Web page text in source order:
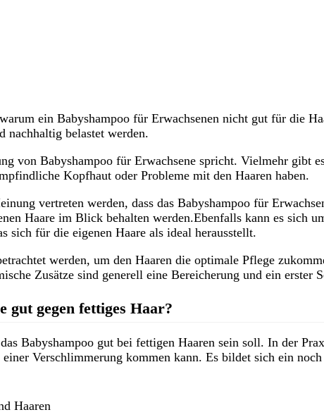
ein Babyshampoo für Erwachsenen nicht gut für die
nachhaltig belastet werden.
von Babyshampoo für Erwachsene spricht. Vielmehr gibt
Kopfhaut oder Probleme mit den Haaren haben.
vertreten werden, dass das Babyshampoo für
Haare im Blick behalten werden.Ebenfalls kann es sich
sich für die eigenen Haare als ideal herausstellt.
werden, um den Haaren die optimale Pflege
Zusätze sind generell eine Bereicherung und ein erster
gut gegen fettiges Haar?
Babyshampoo gut bei fettigen Haaren sein soll. In der
Verschlimmerung kommen kann. Es bildet sich ein
Haaren